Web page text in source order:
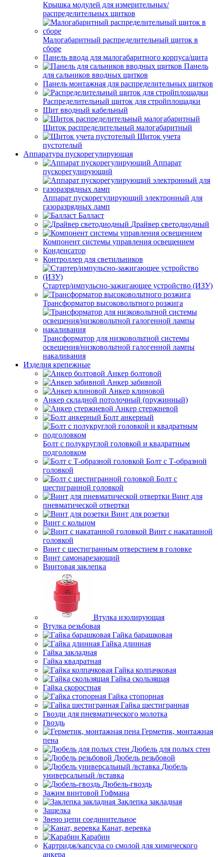
Крышка модулей для измерительных/
распределительных щитков
Малогабаритный распределительный щиток в
сборе
Панель ввода для малогабаритного корпуса/щита
Панель
для сальников вводных щитков
Панель монтажная для распределительных щитков
Распределительный щиток для стройплощадки
Щит вводный кабельный
Щиток распределительный малогабаритный
Щиток учета
пустотелый
Аппаратура пускорегулирующая
Аппарат
пускорегулирующий
Аппарат пускорегулирующий электронный для
газоразрядных ламп
Балласт
Драйвер светодиодный
Компонент системы управления освещением
Конденсатор
Контроллер для светильников
Стартер/импульсно-зажигающее устройство (ИЗУ)
Трансформатор высоковольтного розжига
Трансформатор для низковольтной системы
освещения/низковольтной галогенной лампы
накаливания
Изделия крепежные
Анкер болтовой
Анкер забивной
Анкер клиновой
Анкер складной потолочный (пружинный)
Анкер стержневой
Болт анкерный
Болт с полукруглой головкой и квадратным
подголовком
Болт с Т-образной
головкой
Болт с
шестигранной головкой
Винт для
пневматической отвертки
Винт для розетки
Винт с кольцом
Винт с накатанной
головкой
Винт с шестигранным отверстием в головке
Винт самонарезающий
Винтовая заклепка
Втулка изолирующая
Втулка резьбовая
Гайка барашковая
Гайка длинная
Гайка закладная
Гайка квадратная
Гайка колпачковая
Гайка скользящая
Гайка скоростная
Гайка стопорная
Гайка шестигранная
Гвозди для пневматического молотка
Гвоздь
Герметик, монтажная
пена
Дюбель для полых стен
Дюбель резьбовой
Дюбель
универсальный /вставка
Дюбель-гвоздь
Зажим винтовой Гофмана
Заклепка закладная
Защелка
Звено цепи соединительное
Канат, веревка
Карабин
Картридж/капсула со смолой для химического
анкера